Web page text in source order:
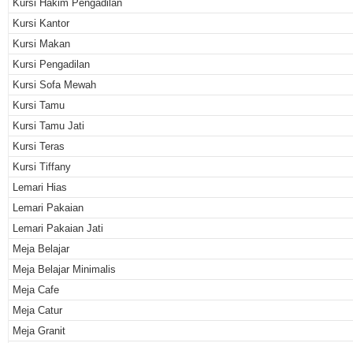
Kursi Hakim Pengadilan
Kursi Kantor
Kursi Makan
Kursi Pengadilan
Kursi Sofa Mewah
Kursi Tamu
Kursi Tamu Jati
Kursi Teras
Kursi Tiffany
Lemari Hias
Lemari Pakaian
Lemari Pakaian Jati
Meja Belajar
Meja Belajar Minimalis
Meja Cafe
Meja Catur
Meja Granit